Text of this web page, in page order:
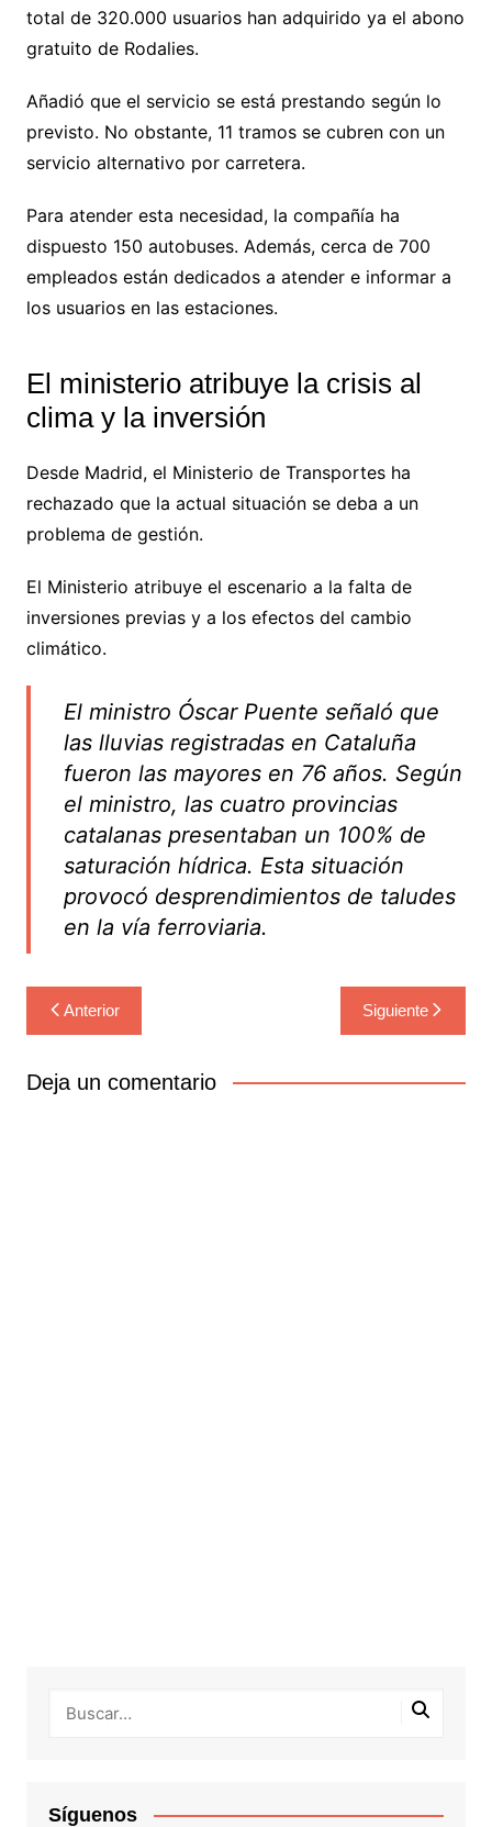
total de 320.000 usuarios han adquirido ya el abono
gratuito de Rodalies.
Añadió que el servicio se está prestando según lo
previsto. No obstante, 11 tramos se cubren con un
servicio alternativo por carretera.
Para atender esta necesidad, la compañía ha
dispuesto 150 autobuses. Además, cerca de 700
empleados están dedicados a atender e informar a
los usuarios en las estaciones.
El ministerio atribuye la crisis al
clima y la inversión
Desde Madrid, el Ministerio de Transportes ha
rechazado que la actual situación se deba a un
problema de gestión.
El Ministerio atribuye el escenario a la falta de
inversiones previas y a los efectos del cambio
climático.
El ministro Óscar Puente señaló que
las lluvias registradas en Cataluña
fueron las mayores en 76 años. Según
el ministro, las cuatro provincias
catalanas presentaban un 100% de
saturación hídrica. Esta situación
provocó desprendimientos de taludes
en la vía ferroviaria.
Navegación
de
entradas
Anterior Siguiente
Deja un comentario
Síguenos